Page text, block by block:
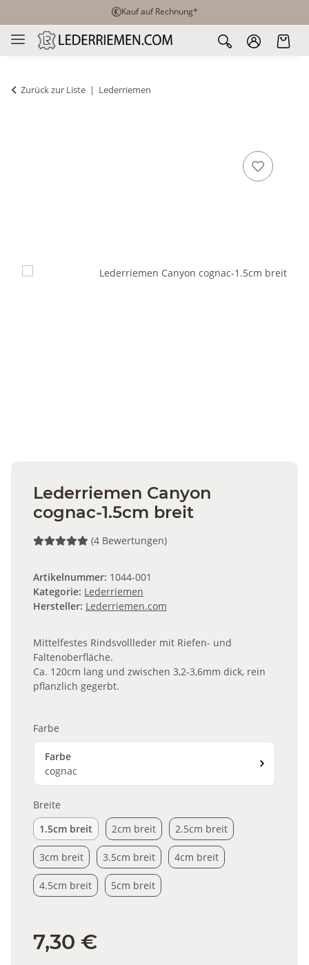
Kauf auf Rechnung*
Zurück zur Liste Lederriemen
Lederriemen Canyon
cognac-1.5cm breit
(4 Bewertungen)
Artikelnummer: 1044-001
Kategorie: Lederriemen
Hersteller: Lederriemen.com
Mittelfestes Rindsvollleder mit Riefen- und
Faltenoberfläche.
Ca. 120cm lang und zwischen 3,2-3,6mm dick, rein
pflanzlich gegerbt.
Farbe
Farbe
cognac
Breite
1.5cm breit 1.5cm breit
2cm breit2cm breit
2.5cm breit2.5cm breit
3cm breit3cm breit
3.5cm breit3.5cm breit
4cm breit4cm breit
4.5cm breit4.5cm breit
5cm breit5cm breit
7,30 €